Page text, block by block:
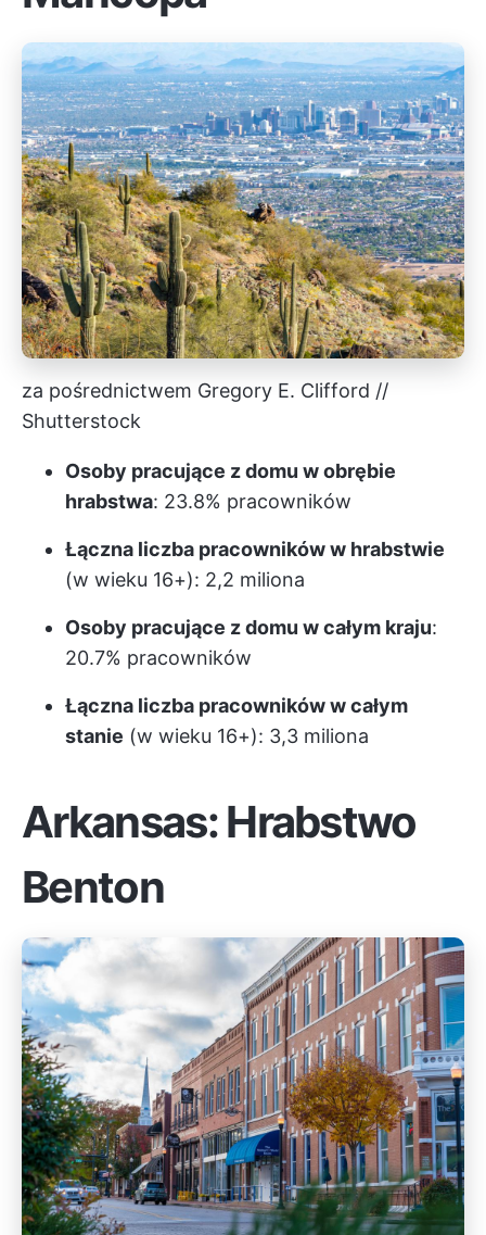
za pośrednictwem Gregory E. Clifford //
Shutterstock
Osoby pracujące z domu w obrębie
hrabstwa: 23.8% pracowników
Łączna liczba pracowników w hrabstwie
(w wieku 16+): 2,2 miliona
Osoby pracujące z domu w całym kraju:
20.7% pracowników
Łączna liczba pracowników w całym
stanie (w wieku 16+): 3,3 miliona
Arkansas: Hrabstwo
Benton